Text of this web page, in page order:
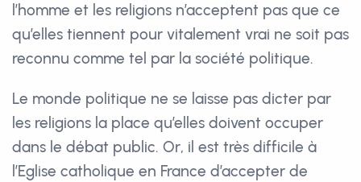
l’homme et les religions n’acceptent pas que ce
qu’elles tiennent pour vitalement vrai ne soit pas
reconnu comme tel par la société politique.
Le monde politique ne se laisse pas dicter par
les religions la place qu’elles doivent occuper
dans le débat public. Or, il est très difficile à
l’Eglise catholique en France d’accepter de